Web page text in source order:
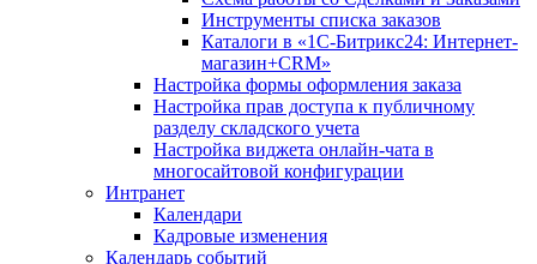
Инструменты списка заказов
Каталоги в «1С-Битрикс24: Интернет-
магазин+CRM»
Настройка формы оформления заказа
Настройка прав доступа к публичному
разделу складского учета
Настройка виджета онлайн-чата в
многосайтовой конфигурации
Интранет
Календари
Кадровые изменения
Календарь событий